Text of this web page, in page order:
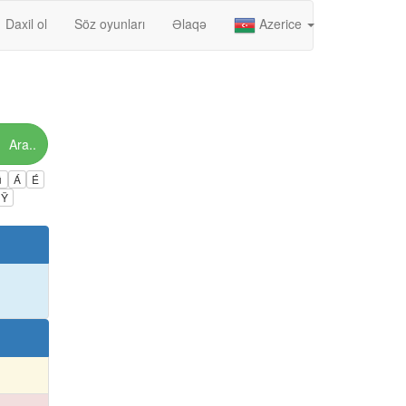
Daxil ol Söz oyunları Əlaqə Azerice
Ara..
Á
É
Ÿ